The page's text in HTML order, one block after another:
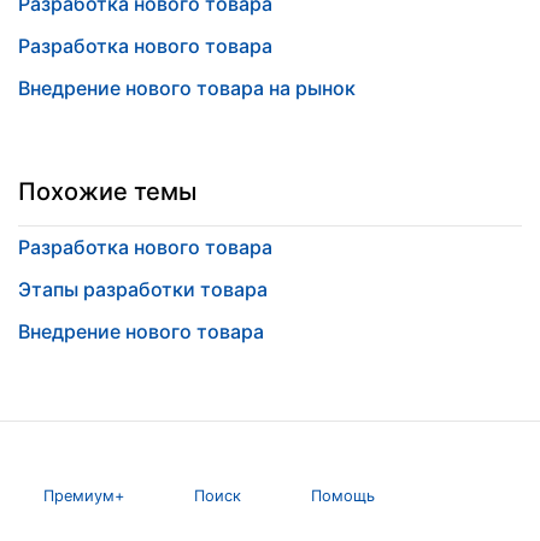
Разработка нового товара
Внедрение нового товара на рынок
Похожие темы
Разработка нового товара
Этапы разработки товара
Внедрение нового товара
Премиум+ Поиск Помощь